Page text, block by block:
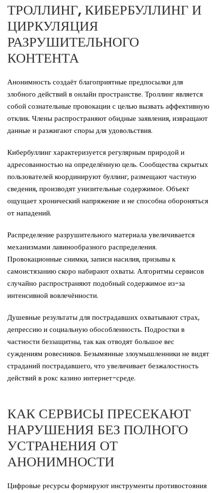
ТРОЛЛИНГ, КИБЕРБУЛЛИНГ И
ЦИРКУЛЯЦИЯ
РАЗРУШИТЕЛЬНОГО
КОНТЕНТА
Анонимность создаёт благоприятные предпосылки для
злобного действий в онлайн пространстве. Троллинг является
собой сознательные провокации с целью вызвать аффективную
отклик. Члены распространяют обидные заявления, извращают
данные и разжигают споры для удовольствия.
Кибербуллинг характеризуется регулярным природой и
адресованностью на определённую цель. Сообщества скрытых
пользователей координируют буллинг, размещают частную
сведения, производят унизительные содержимое. Объект
ощущает хронический напряжение и не способна обороняться
от нападений.
Распределение разрушительного материала увеличивается
механизмами лавинообразного распределения.
Провокационные снимки, записи насилия, призывы к
самоистязанию скоро набирают охваты. Алгоритмы сервисов
случайно распространяют подобный содержимое из-за
интенсивной вовлечённости.
Душевные результаты для пострадавших охватывают страх,
депрессию и социальную обособленность. Подростки в
частности беззащитны, так как отводят большое вес
суждениям ровесников. Безымянные злоумышленники не видят
страданий пострадавшего, что увеличивает безжалостность
действий в рокс казино интернет-среде.
КАК СЕРВИСЫ ПРЕСЕКАЮТ
НАРУШЕНИЯ БЕЗ ПОЛНОГО
УСТРАНЕНИЯ ОТ
АНОНИМНОСТИ
Цифровые ресурсы формируют инструменты противостояния